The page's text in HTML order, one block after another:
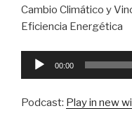
Cambio Climático y
Eficiencia Energética
Reproductor
00:00
Podcast: Play in new